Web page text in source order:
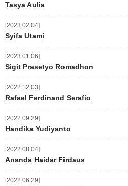
Tasya Aulia
2023.02.04
Syifa Utami
2023.01.06
Sigit Prasetyo Romadhon
2022.12.03
Rafael Ferdinand Serafio
2022.09.29
Handika Yudiyanto
2022.08.04
Ananda Haidar Firdaus
2022.06.29